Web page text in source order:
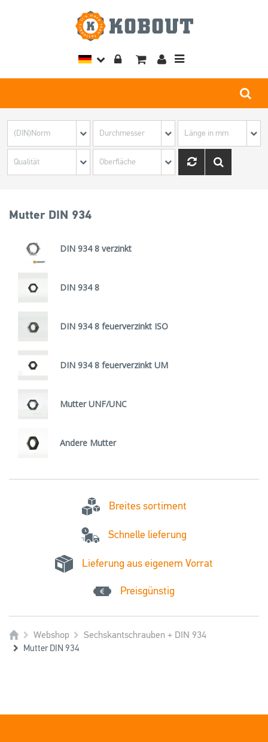
Toggle
Mutter DIN 934
DIN 934 8 verzinkt
DIN 934 8
DIN 934 8 feuerverzinkt ISO
DIN 934 8 feuerverzinkt UM
Mutter UNF/UNC
Andere Mutter
Breites sortiment
Schnelle lieferung
Lieferung aus eigenem Vorrat
Preisgünstig
Webshop Sechskantschrauben + DIN 934
Mutter DIN 934